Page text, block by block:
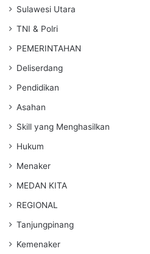
Sulawesi Utara
TNI & Polri
PEMERINTAHAN
Deliserdang
Pendidikan
Asahan
Skill yang Menghasilkan
Hukum
Menaker
MEDAN KITA
REGIONAL
Tanjungpinang
Kemenaker